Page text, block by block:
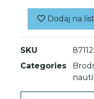
Dodaj na
SKU
Categories